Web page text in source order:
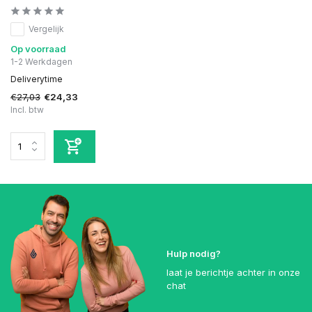
Vergelijk
Op voorraad
1-2 Werkdagen
Deliverytime
€27,03 €24,33
Incl. btw
Hulp nodig?
laat je berichtje achter in onze
chat